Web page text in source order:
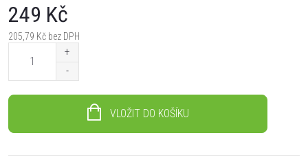
249 Kč
205,79 Kč bez DPH
VLOŽIT DO KOŠÍKU